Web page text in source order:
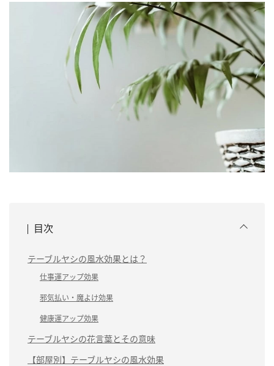
目次
テーブルヤシの風水効果とは？
仕事運アップ効果
邪気払い・魔よけ効果
健康運アップ効果
テーブルヤシの花言葉とその意味
【部屋別】テーブルヤシの風水効果